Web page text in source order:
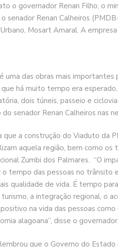
o governador Renan Filho, o
senador Renan Calheiros
Mosart Amaral. A
uma das obras mais
há muito tempo era
dois túneis, passeio e
senador Renan Calheiros nas
que a construção do Viaduto da
aquela região, bem como
Zumbi dos Palmares. “O
o tempo das pessoas no trânsito
qualidade de vida. É tempo
a integração regional, o
na vida das pessoas
alagoana”, disse o governador.
que o Governo do